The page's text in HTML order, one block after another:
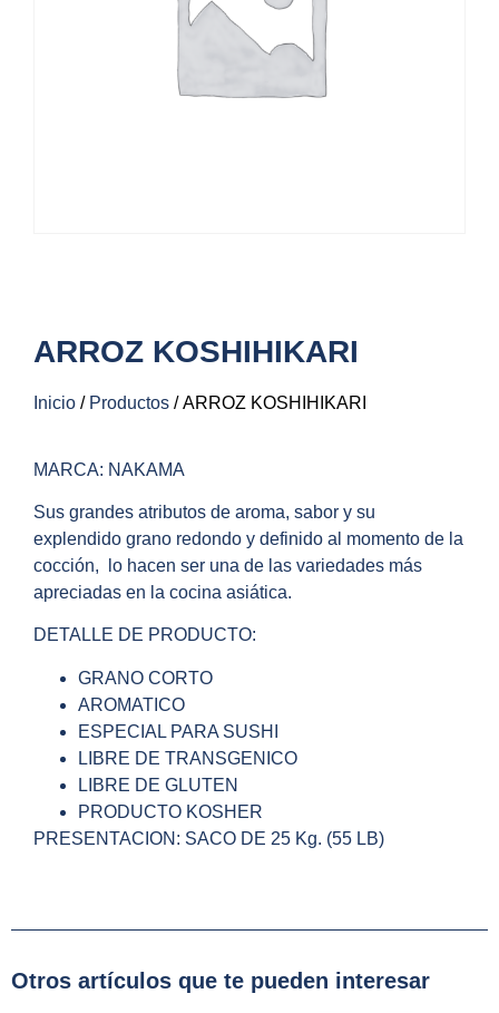
ARROZ KOSHIHIKARI
Inicio / Productos / ARROZ KOSHIHIKARI
MARCA: NAKAMA
Sus grandes atributos de aroma, sabor y su
explendido grano redondo y definido al momento de la
cocción, lo hacen ser una de las variedades más
apreciadas en la cocina asiática.
DETALLE DE PRODUCTO:
GRANO CORTO
AROMATICO
ESPECIAL PARA SUSHI
LIBRE DE TRANSGENICO
LIBRE DE GLUTEN
PRODUCTO KOSHER
PRESENTACION: SACO DE 25 Kg. (55 LB)
Otros artículos que te pueden interesar